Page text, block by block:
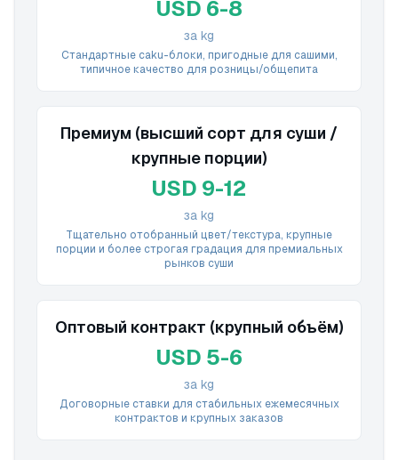
USD 6-8
за kg
Стандартные сaku-блоки, пригодные для сашими,
типичное качество для розницы/общепита
Премиум (высший сорт для суши /
крупные порции)
USD 9-12
за kg
Тщательно отобранный цвет/текстура, крупные
порции и более строгая градация для премиальных
рынков суши
Оптовый контракт (крупный объём)
USD 5-6
за kg
Договорные ставки для стабильных ежемесячных
контрактов и крупных заказов